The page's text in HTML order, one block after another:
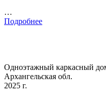
…
Подробнее
Одноэтажный каркасный
Архангельская обл.
2025 г.